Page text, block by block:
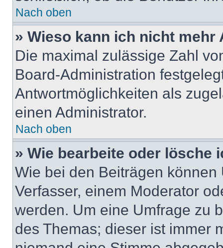
Nach oben
» Wieso kann ich nicht
Die maximal zulässige Zahl
Board-Administration
Antwortmöglichkeiten als
einen Administrator.
Nach oben
» Wie bearbeite oder lösche
Wie bei den Beiträgen
Verfasser, einem Moderator
werden. Um eine Umfrage zu
des Themas; dieser ist immer